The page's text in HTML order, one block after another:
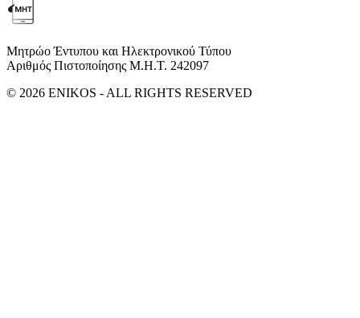
Μητρώο Έντυπου και Ηλεκτρονικού Τύπου
Αριθμός Πιστοποίησης Μ.Η.Τ. 242097
© 2026 ENIKOS - ALL RIGHTS RESERVED